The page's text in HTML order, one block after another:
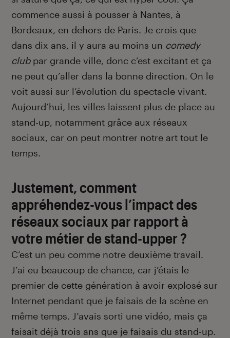
commence aussi à pousser à Nantes, à
Bordeaux, en dehors de Paris. Je crois que
dans dix ans, il y aura au moins un comedy
clubpar grande ville, donc c’est excitant et ça
ne peut qu’aller dans la bonne direction. On le
voit aussi sur l’évolution du spectacle vivant.
Aujourd’hui, les villes laissent plus de place au
stand-up, notamment grâce aux réseaux
sociaux, car on peut montrer notre art tout le
temps.
Justement, comment
appréhendez-vous l’impact des
réseaux sociaux par rapport à
votre métier de stand-upper ?
C’est un peu comme notre deuxième travail.
J’ai eu beaucoup de chance, car j’étais le
premier de cette génération à avoir explosé sur
Internet pendant que je faisais de la scène en
même temps. J’avais sorti une vidéo, mais ça
faisait déjà trois ans que je faisais du stand-up.